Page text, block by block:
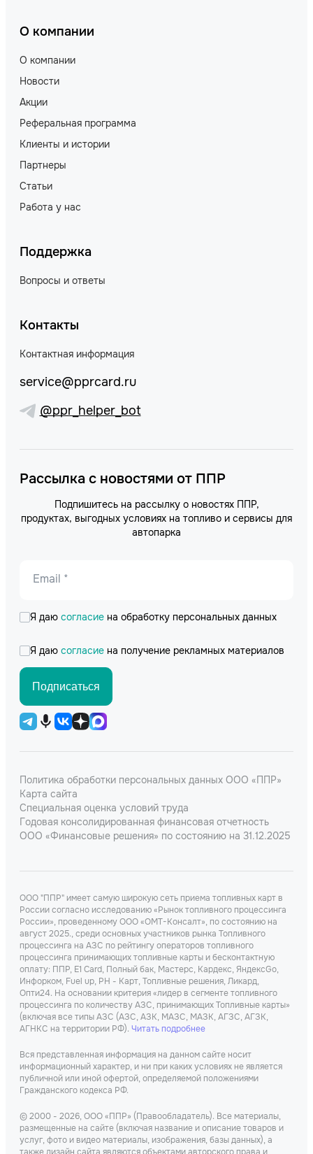
О компании
О компании
Новости
Акции
Реферальная программа
Клиенты и истории
Партнеры
Статьи
Работа у нас
Поддержка
Вопросы и ответы
Контакты
Контактная информация
service@pprcard.ru
@ppr_helper_bot
Рассылка с новостями от ППР
Подпишитесь на рассылку о новостях ППР,
продуктах, выгодных условиях на топливо и сервисы для
автопарка
Email *
Я даю согласие на обработку персональных данных
Я даю согласие на получение рекламных материалов
Подписаться
Политика обработки персональных данных ООО «ППР»
Карта сайта
Специальная оценка условий труда
Годовая консолидированная финансовая отчетность
ООО «Финансовые решения» по состоянию на 31.12.2025
ООО "ППР" имеет самую широкую сеть приема топливных карт в
России согласно исследованию «Рынок топливного процессинга
России», проведенному ООО «ОМТ-Консалт», по состоянию на
август 2025., среди основных участников рынка Топливного
процессинга на АЗС по рейтингу операторов топливного
процессинга принимающих топливные карты и бесконтактную
оплату: ППР, Е1 Card, Полный бак, Мастерс, Кардекс, ЯндексGo,
Инфорком, Fuel up, РН - Карт, Топливные решения, Ликард,
Опти24. На основании критерия «лидер в сегменте топливного
процессинга по количеству АЗС, принимающих Топливные карты»
(включая все типы АЗС (АЗС, АЗК, МАЗС, МАЗК, АГЗС, АГЗК,
АГНКС на территории РФ). Читать подробнее
Вся представленная информация на данном сайте носит
информационный характер, и ни при каких условиях не является
публичной или иной офертой, определяемой положениями
Гражданского кодекса РФ.
© 2000 - 2026, ООО «ППР» (Правообладатель). Все материалы,
размещенные на сайте (включая название и описание товаров и
услуг, фото и видео материалы, изображения, базы данных), а